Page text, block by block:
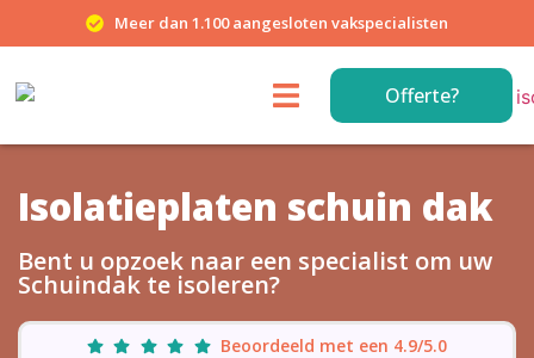
Meer dan 1.100 aangesloten vakspecialisten
Offerte?
Isolatieplaten schuin dak
Bent u opzoek naar een specialist om uw
Schuindak te isoleren?
Beoordeeld met een 4.9/5.0